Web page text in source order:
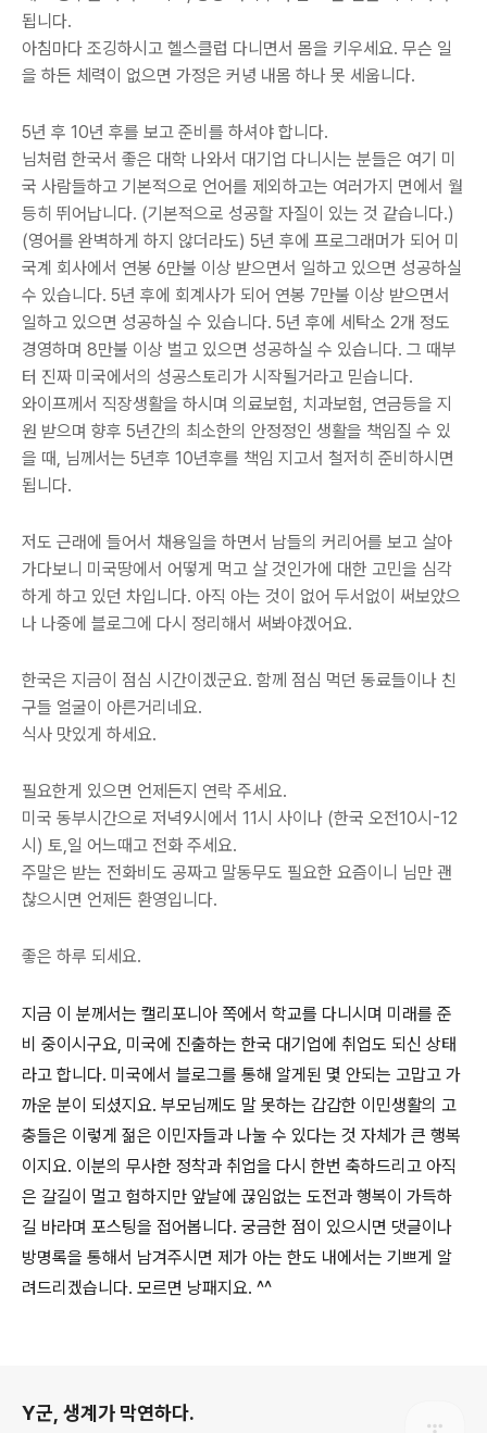
됩니다.
아침마다 조깅하시고 헬스클럽 다니면서 몸을 키우세요. 무슨 일
을 하든 체력이 없으면 가정은 커녕 내몸 하나 못 세웁니다.
5년 후 10년 후를 보고 준비를 하셔야 합니다.
님처럼 한국서 좋은 대학 나와서 대기업 다니시는 분들은 여기 미
국 사람들하고 기본적으로 언어를 제외하고는 여러가지 면에서 월
등히 뛰어납니다. (기본적으로 성공할 자질이 있는 것 같습니다.)
(영어를 완벽하게 하지 않더라도) 5년 후에 프로그래머가 되어 미
국계 회사에서 연봉 6만불 이상 받으면서 일하고 있으면 성공하실
수 있습니다. 5년 후에 회계사가 되어 연봉 7만불 이상 받으면서
일하고 있으면 성공하실 수 있습니다. 5년 후에 세탁소 2개 정도
경영하며 8만불 이상 벌고 있으면 성공하실 수 있습니다. 그 때부
터 진짜 미국에서의 성공스토리가 시작될거라고 믿습니다.
와이프께서 직장생활을 하시며 의료보험, 치과보험, 연금등을 지
원 받으며 향후 5년간의 최소한의 안정정인 생활을 책임질 수 있
을 때, 님께서는 5년후 10년후를 책임 지고서 철저히 준비하시면
됩니다.
저도 근래에 들어서 채용일을 하면서 남들의 커리어를 보고 살아
가다보니 미국땅에서 어떻게 먹고 살 것인가에 대한 고민을 심각
하게 하고 있던 차입니다. 아직 아는 것이 없어 두서없이 써보았으
나 나중에 블로그에 다시 정리해서 써봐야겠어요.
한국은 지금이 점심 시간이겠군요. 함께 점심 먹던 동료들이나 친
구들 얼굴이 아른거리네요.
식사 맛있게 하세요.
필요한게 있으면 언제든지 연락 주세요.
미국 동부시간으로 저녁9시에서 11시 사이나 (한국 오전10시-12
시) 토,일 어느때고 전화 주세요.
주말은 받는 전화비도 공짜고 말동무도 필요한 요즘이니 님만 괜
찮으시면 언제든 환영입니다.
좋은 하루 되세요.
지금 이 분께서는 캘리포니아 쪽에서 학교를 다니시며 미래를 준
비 중이시구요, 미국에 진출하는 한국 대기업에 취업도 되신 상태
라고 합니다. 미국에서 블로그를 통해 알게된 몇 안되는 고맙고 가
까운 분이 되셨지요. 부모님께도 말 못하는 갑갑한 이민생활의 고
충들은 이렇게 젊은 이민자들과 나눌 수 있다는 것 자체가 큰 행복
이지요. 이분의 무사한 정착과 취업을 다시 한번 축하드리고 아직
은 갈길이 멀고 험하지만 앞날에 끊임없는 도전과 행복이 가득하
길 바라며 포스팅을 접어봅니다. 궁금한 점이 있으시면 댓글이나
방명록을 통해서 남겨주시면 제가 아는 한도 내에서는 기쁘게 알
려드리겠습니다. 모르면 낭패지요. ^^
Y군, 생계가 막연하다.